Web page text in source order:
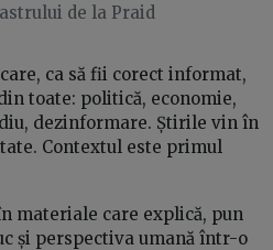
de la Praid
ca să fii corect informat,
toate: politică, economie,
dezinformare. Știrile vin în
Contextul este primul
materiale care explică, pun
și perspectiva umană într-o